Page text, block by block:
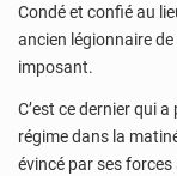
Condé et confié au
ancien légionnaire
imposant.
C’est ce dernier qui
régime dans la
évincé par ses forces